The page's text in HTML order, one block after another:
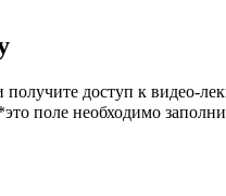
доступ к видео-
поле необходимо